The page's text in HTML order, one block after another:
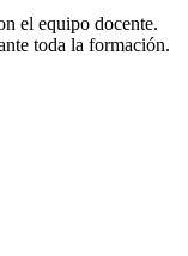
el equipo docente.
toda la formación.